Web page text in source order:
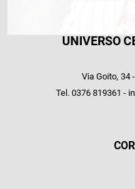
UNIVERSO
Via Goito, 34
Tel. 0376 819361 -